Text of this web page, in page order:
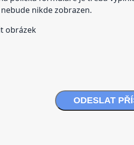
nebude nikde zobrazen.
obrázek
ODESLAT